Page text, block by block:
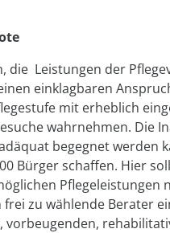
die Leistungen der
einklagbaren
mit erheblich
wahrnehmen. Die
begegnet werden
Bürger schaffen. Hier
zu wählende Berater
vorbeugenden,